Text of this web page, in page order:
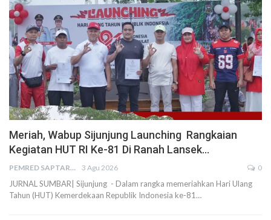
Meriah, Wabup Sijunjung Launching Rangkaian
Kegiatan HUT RI Ke-81 Di Ranah Lansek…
PEMRED SAPTARIUS 3 Agu 2026 0
JURNAL SUMBAR| Sijunjung - Dalam rangka memeriahkan Hari Ulang
Tahun (HUT) Kemerdekaan Republik Indonesia ke-81…